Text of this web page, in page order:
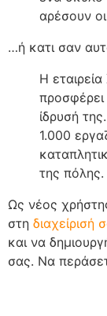
αρέσουν
…ή κατι σαν
Η
προσφέρει
ίδρυσή
1.000
της πόλης.
Ως νέος
στη διαχείρισή
και να
σας. Να